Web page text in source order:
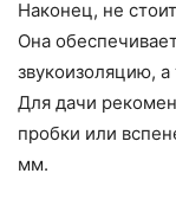
Наконец, не
Она
звукоизоляцию,
Для дачи
пробки или
мм.